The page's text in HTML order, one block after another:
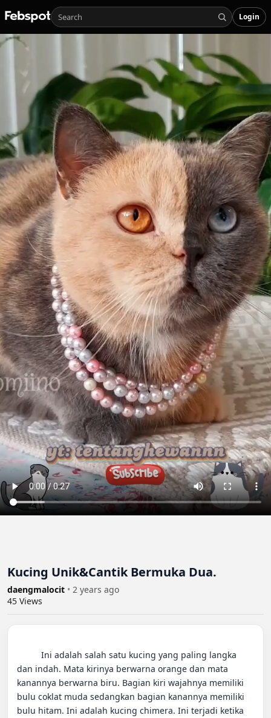
Login
Kucing Unik&Cantik Bermuka Dua.
daengmalocit • 2 years ago
45 Views
dan indah. Mata kirinya berwarna orange dan mata
kanannya berwarna biru. Bagian kiri wajahnya memiliki
bulu coklat muda sedangkan bagian kanannya memiliki
bulu hitam. Ini adalah kucing chimera. Ini terjadi ketika